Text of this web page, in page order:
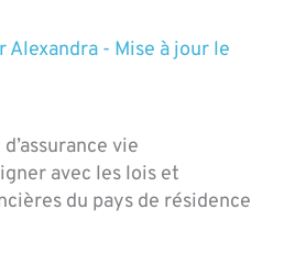
Alexandra - Mise à jour le
vie
avec les lois et
du pays de résidence